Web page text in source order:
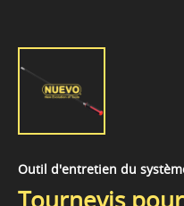
Outil d'entretien du